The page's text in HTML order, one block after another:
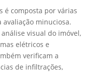
é composta por várias
minuciosa.
visual do imóvel,
elétricos e
verificam a
de infiltrações,